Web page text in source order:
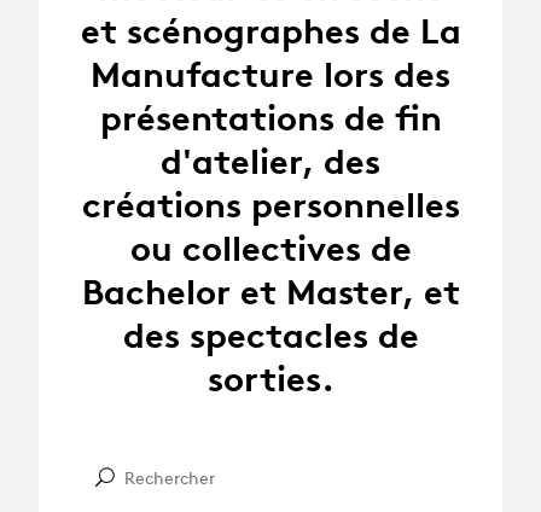
et scénographes de La
Manufacture lors des
présentations de fin
d'atelier, des
créations personnelles
ou collectives de
Bachelor et Master, et
des spectacles de
sorties.